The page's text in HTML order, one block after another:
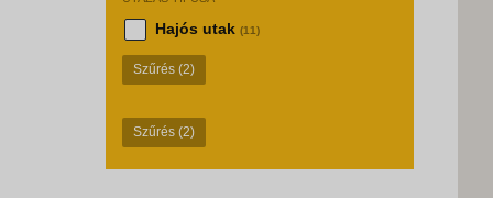
Hajós utak (11)
Szűrés (2)
Szűrés (2)